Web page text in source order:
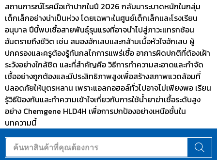
สถานการณ์โรคมือเท้าปากในปี 2026 กลับมาระบาดหนักในกลุ่ม
เด็กเล็กอย่างน่าเป็นห่วง โดยเฉพาะในศูนย์เด็กเล็กและโรงเรียน
อนุบาล ปีนี้พบเชื้อสายพันธุ์รุนแรงที่อาจนำไปสู่ภาวะแทรกซ้อน
อันตรายถึงชีวิต เช่น สมองอักเสบและกล้ามเนื้อหัวใจอักเสบ ผู้
ปกครองและครูต้องรู้ทันกลไกการแพร่เชื้อ อาการผิดปกติที่ต้องเฝ้า
ระวังอย่างใกล้ชิด และที่สำคัญคือ วิธีการทำความสะอาดและกำจัด
เชื้ออย่างถูกต้องและมีประสิทธิภาพสูงเพื่อสร้างสภาพแวดล้อมที่
ปลอดภัยให้บุตรหลาน เพราะแอลกอฮอล์ทั่วไปอาจไม่เพียงพอ เรียน
รู้วิธีป้องกันและทำความเข้าใจเกี่ยวกับการใช้น้ำยาฆ่าเชื้อระดับสูง
อย่าง Chemgene HLD4H เพื่อการปกป้องอย่างเหนือชั้นใน
บทความนี้